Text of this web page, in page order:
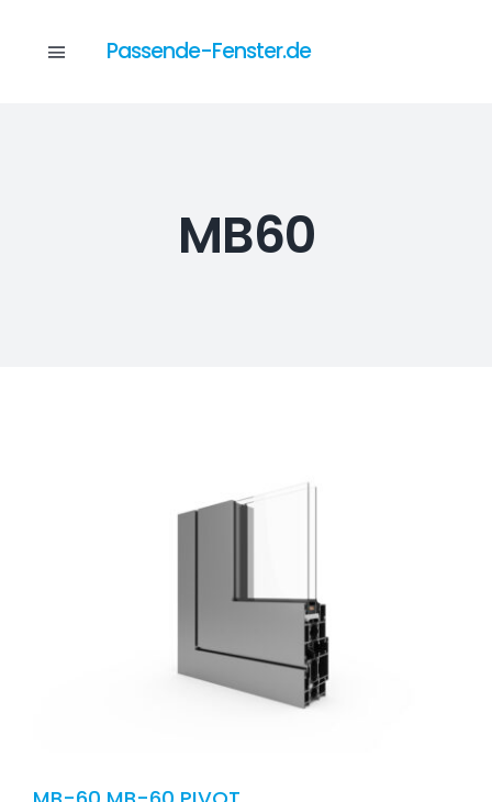
Toggle
Dienstleistungen
Passende-Fenster.de
MB60